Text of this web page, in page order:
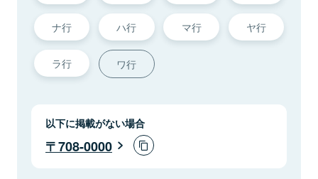
ナ行 ハ行 マ行 ヤ行
ラ行 ワ行
以下に掲載がない場合
708-0000